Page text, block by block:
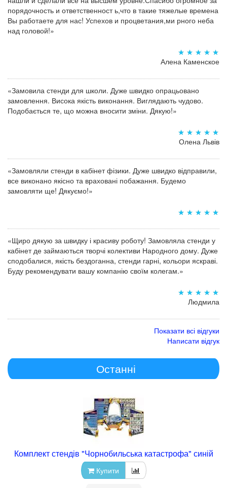
порядочность и ответственност ь,что в такие тяжелые времена
Вы работаете для нас! Успехов и процветания,ми рного неба
над головой!»
Алена Каменское
«Замовила стенди для школи. Дуже швидко опрацьовано
замовлення. Висока якість виконання. Виглядають чудово.
Подобається те, що можна вносити зміни. Дякую!»
Олена Львів
«Замовляли стенди в кабінет фізики. Дуже швидко відправили,
все виконано якісно та враховані побажання. Будемо
замовляти ще! Дякуємо!»
«Щиро дякую за швидку і красиву роботу! Замовляла стенди у
кабінет де займаються творчі колективи Народного дому. Дуже
сподобалися, якість бездоганна, стенди гарні, кольори яскраві.
Буду рекомендувати вашу компанію своїм колегам.»
Людмила
Показати всі відгуки
Написати відгук
Останні
Комплект стендів "Чорнобильська катастрофа" синій
Купити